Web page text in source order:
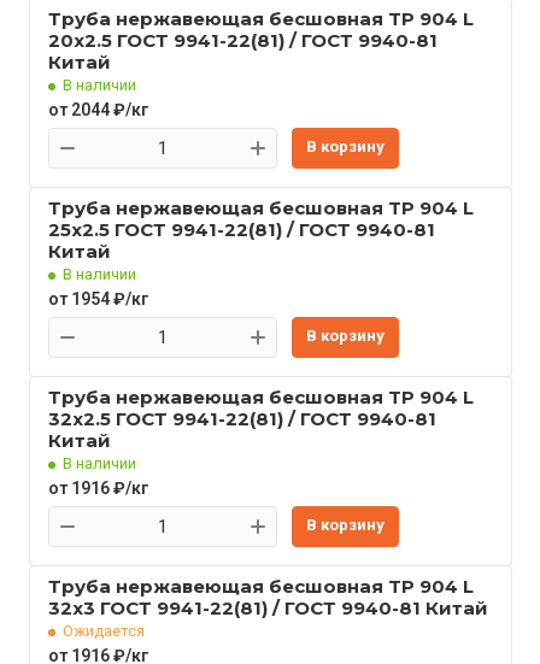
Труба нержавеющая бесшовная TP 904 L
20x2.5 ГОСТ 9941-22(81) / ГОСТ 9940-81
Китай
В наличии
от 2044 ₽/кг
В корзину
Труба нержавеющая бесшовная TP 904 L
25x2.5 ГОСТ 9941-22(81) / ГОСТ 9940-81
Китай
В наличии
от 1954 ₽/кг
В корзину
Труба нержавеющая бесшовная TP 904 L
32x2.5 ГОСТ 9941-22(81) / ГОСТ 9940-81
Китай
В наличии
от 1916 ₽/кг
В корзину
Труба нержавеющая бесшовная TP 904 L
32x3 ГОСТ 9941-22(81) / ГОСТ 9940-81 Китай
Ожидается
от 1916 ₽/кг